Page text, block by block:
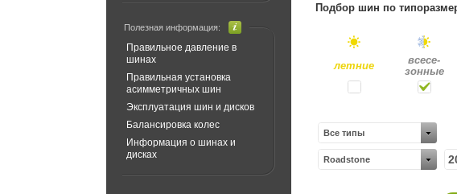
Полезная информация:
Правильное давление в
шинах
Правильная установка
асимметричных шин
Эксплуатация шин и дисков
Балансировка колес
Информация о шинах и
дисках
Подбор шин по
летние всесе-
зонные
Все типы
Roadstone